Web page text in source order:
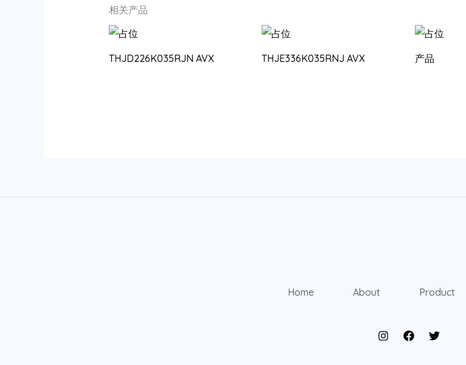
相关产品
THJD226K035RJN AVX THJE336K035RNJ AVX 产品
Home About Product